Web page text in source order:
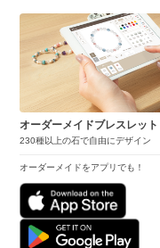
オーダーメイドブレスレット
230種以上の石で自由にデザイン
オーダーメイドをアプリでも！